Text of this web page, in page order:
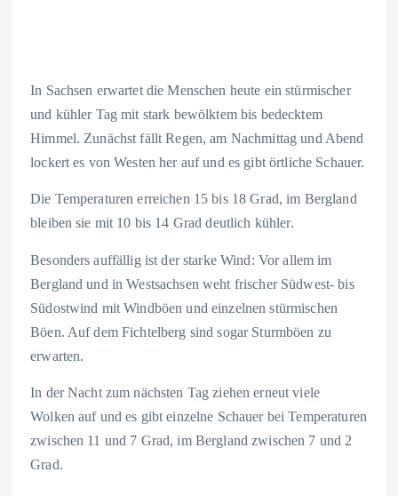
In Sachsen erwartet die Menschen heute ein stürmischer
und kühler Tag mit stark bewölktem bis bedecktem
Himmel. Zunächst fällt Regen, am Nachmittag und Abend
lockert es von Westen her auf und es gibt örtliche Schauer.
Die Temperaturen erreichen 15 bis 18 Grad, im Bergland
bleiben sie mit 10 bis 14 Grad deutlich kühler.
Besonders auffällig ist der starke Wind: Vor allem im
Bergland und in Westsachsen weht frischer Südwest- bis
Südostwind mit Windböen und einzelnen stürmischen
Böen. Auf dem Fichtelberg sind sogar Sturmböen zu
erwarten.
In der Nacht zum nächsten Tag ziehen erneut viele
Wolken auf und es gibt einzelne Schauer bei Temperaturen
zwischen 11 und 7 Grad, im Bergland zwischen 7 und 2
Grad.